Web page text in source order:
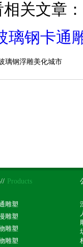
关文章：
璃钢卡通
璃钢浮雕美化城市
Products
雕塑
雕塑
雕塑
雕塑